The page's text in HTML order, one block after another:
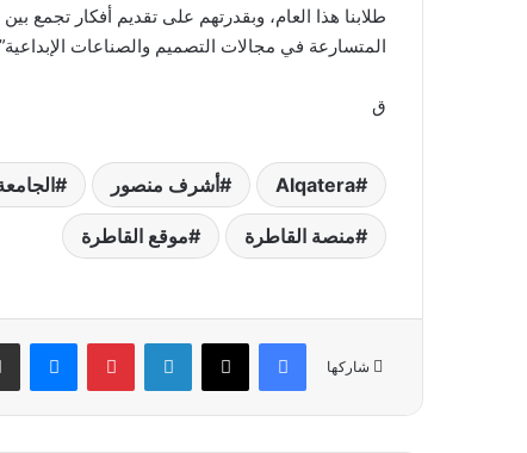
طلابنا هذا العام، وبقدرتهم على تقديم أفكار تجمع بين
المتسارعة في مجالات التصميم والصناعات
ق
Alqatera أشرف منصور
منصة القاطرة موقع القاطرة
شاركها
فيسبوك ‫X لينكدإن بينتيريست